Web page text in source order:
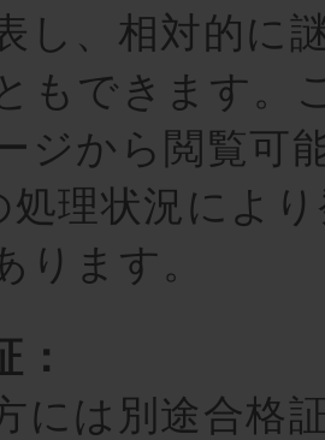
し、相対的に
もできます。
ジから閲覧可
処理状況によ
ります。
には別途合格